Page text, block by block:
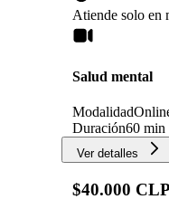
Atiende solo en
Salud mental
Modalidad
Duración60 min
Ver detalles
$40.000 CLP